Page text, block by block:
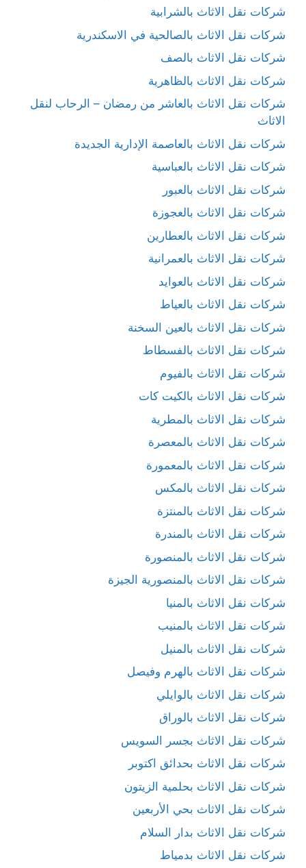
شركات نقل الاثاث بالشرابية
شركات نقل الاثاث بالصالحية في الاسكندرية
شركات نقل الاثاث بالصف
شركات نقل الاثاث بالظاهرية
شركات نقل الاثاث بالعاشر من رمضان – الرحاب لنقل
الاثاث
شركات نقل الاثاث بالعاصمة الإدارية الجديدة
شركات نقل الاثاث بالعباسية
شركات نقل الاثاث بالعبور
شركات نقل الاثاث بالعجوزة
شركات نقل الاثاث بالعطارين
شركات نقل الاثاث بالعمرانية
شركات نقل الاثاث بالعوايد
شركات نقل الاثاث بالعياط
شركات نقل الاثاث بالعين السخنة
شركات نقل الاثاث بالفسطاط
شركات نقل الاثاث بالفيوم
شركات نقل الاثاث بالكيت كات
شركات نقل الاثاث بالمطرية
شركات نقل الاثاث بالمعصرة
شركات نقل الاثاث بالمعمورة
شركات نقل الاثاث بالمكس
شركات نقل الاثاث بالمنتزة
شركات نقل الاثاث بالمندرة
شركات نقل الاثاث بالمنصورة
شركات نقل الاثاث بالمنصورية الجيزة
شركات نقل الاثاث بالمنيا
شركات نقل الاثاث بالمنيب
شركات نقل الاثاث بالمنيل
شركات نقل الاثاث بالهرم وفيصل
شركات نقل الاثاث بالوايلي
شركات نقل الاثاث بالوراق
شركات نقل الاثاث بجسر السويس
شركات نقل الاثاث بحدائق اكتوبر
شركات نقل الاثاث بحلمية الزيتون
شركات نقل الاثاث بحي الأربعين
شركات نقل الاثاث بدار السلام
شركات نقل الاثاث بدمياط